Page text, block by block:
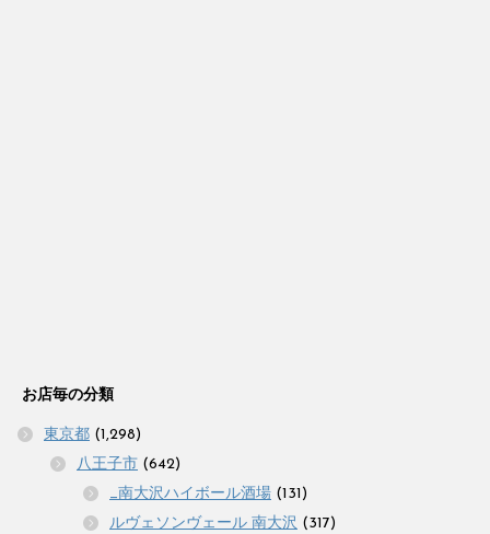
お店毎の分類
東京都 (1,298)
八王子市 (642)
_南大沢ハイボール酒場 (131)
ルヴェソンヴェール 南大沢 (317)